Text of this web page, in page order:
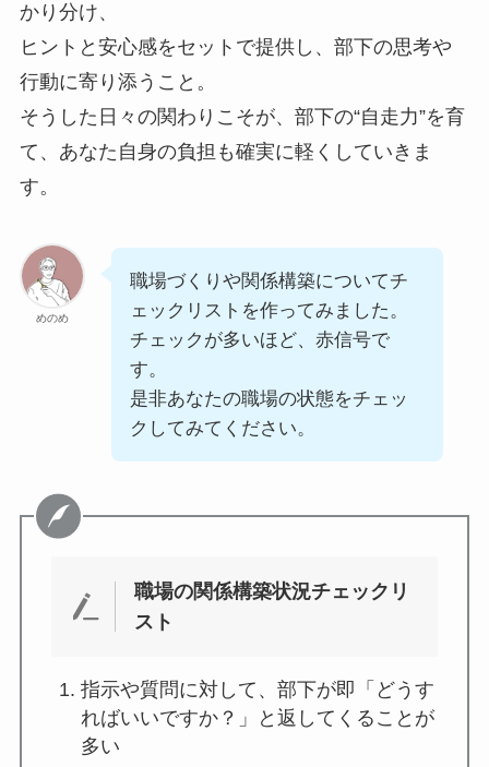
かり分け、
ヒントと安心感をセットで提供し、部下の思考や
行動に寄り添うこと。
そうした日々の関わりこそが、部下の“自走力”を育
て、あなた自身の負担も確実に軽くしていきま
す。
めのめ
職場づくりや関係構築についてチ
ェックリストを作ってみました。
チェックが多いほど、赤信号で
す。
是非あなたの職場の状態をチェッ
クしてみてください。
職場の関係構築状況チェックリ
スト
指示や質問に対して、部下が即「どうす
ればいいですか？」と返してくることが
多い